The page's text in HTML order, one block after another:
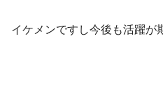
イケメンですし今後も活躍が